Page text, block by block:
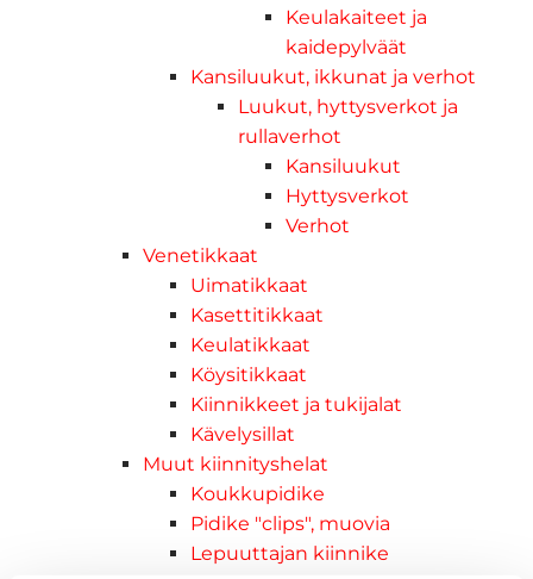
Keulakaiteet ja
kaidepylväät
Kansiluukut, ikkunat ja verhot
Luukut, hyttysverkot ja
rullaverhot
Kansiluukut
Hyttysverkot
Verhot
Venetikkaat
Uimatikkaat
Kasettitikkaat
Keulatikkaat
Köysitikkaat
Kiinnikkeet ja tukijalat
Kävelysillat
Muut kiinnityshelat
Koukkupidike
Pidike "clips", muovia
Lepuuttajan kiinnike